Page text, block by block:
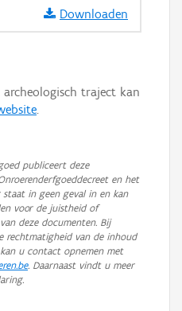
Downloaden
traject kan
.
publiceert deze
en het
in geen geval in en kan
voor de juistheid of
deze documenten. Bij
rechtmatigheid van de inhoud
u contact opnemen met
. Daarnaast vindt u meer